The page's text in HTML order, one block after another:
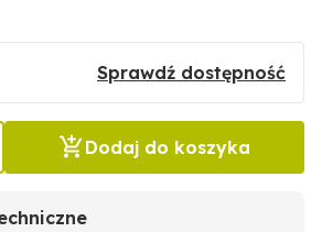
Sprawdź dostępność
Dodaj do koszyka